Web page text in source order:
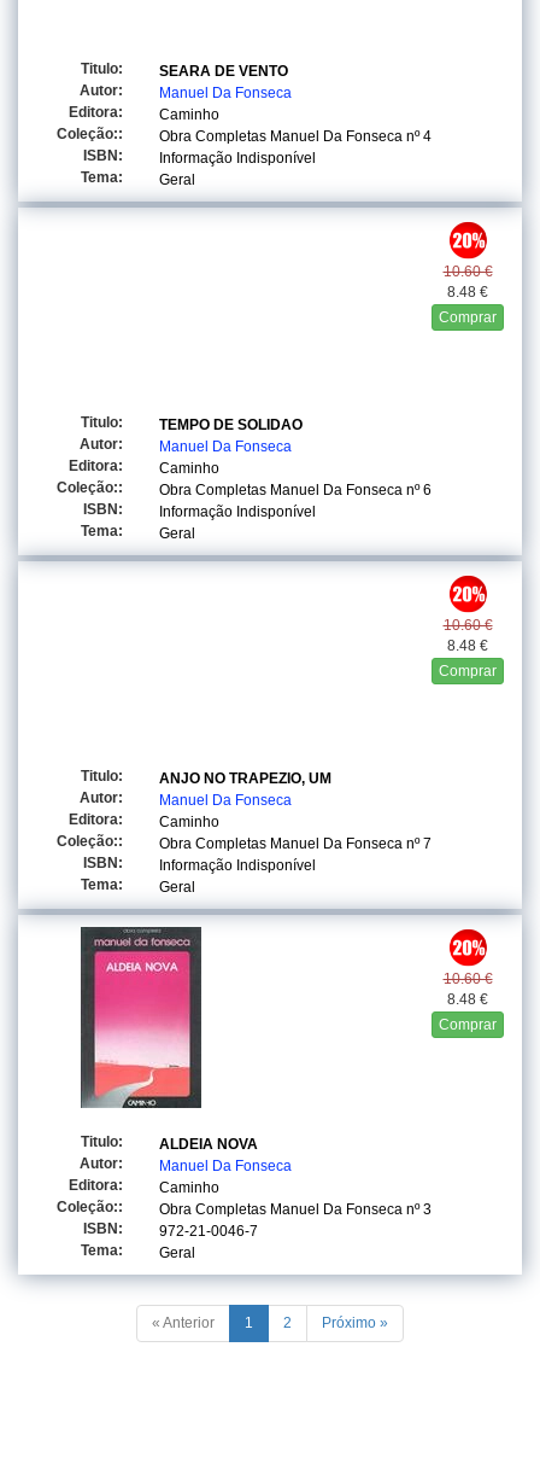
Titulo:
SEARA DE VENTO
Autor:
Manuel Da Fonseca
Editora:
Caminho
Coleção::
Obra Completas Manuel Da Fonseca nº 4
ISBN:
Informação Indisponível
Tema:
Geral
10.60 €
8.48 €
Comprar
Titulo:
TEMPO DE SOLIDAO
Autor:
Manuel Da Fonseca
Editora:
Caminho
Coleção::
Obra Completas Manuel Da Fonseca nº 6
ISBN:
Informação Indisponível
Tema:
Geral
10.60 €
8.48 €
Comprar
Titulo:
ANJO NO TRAPEZIO, UM
Autor:
Manuel Da Fonseca
Editora:
Caminho
Coleção::
Obra Completas Manuel Da Fonseca nº 7
ISBN:
Informação Indisponível
Tema:
Geral
10.60 €
8.48 €
Comprar
Titulo:
ALDEIA NOVA
Autor:
Manuel Da Fonseca
Editora:
Caminho
Coleção::
Obra Completas Manuel Da Fonseca nº 3
ISBN:
972-21-0046-7
Tema:
Geral
« Anterior 1 2 Próximo »